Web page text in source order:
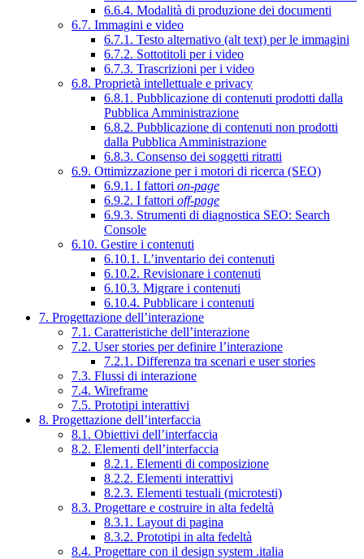
6.6.4. Modalità di produzione dei documenti
6.7. Immagini e video
6.7.1. Testo alternativo (alt text) per le immagini
6.7.2. Sottotitoli per i video
6.7.3. Trascrizioni per i video
6.8. Proprietà intellettuale e privacy
6.8.1. Pubblicazione di contenuti prodotti dalla
Pubblica Amministrazione
6.8.2. Pubblicazione di contenuti non prodotti
dalla Pubblica Amministrazione
6.8.3. Consenso dei soggetti ritratti
6.9. Ottimizzazione per i motori di ricerca (SEO)
6.9.1. I fattori on-page
6.9.2. I fattori off-page
6.9.3. Strumenti di diagnostica SEO: Search
Console
6.10. Gestire i contenuti
6.10.1. L’inventario dei contenuti
6.10.2. Revisionare i contenuti
6.10.3. Migrare i contenuti
6.10.4. Pubblicare i contenuti
7. Progettazione dell’interazione
7.1. Caratteristiche dell’interazione
7.2. User stories per definire l’interazione
7.2.1. Differenza tra scenari e user stories
7.3. Flussi di interazione
7.4. Wireframe
7.5. Prototipi interattivi
8. Progettazione dell’interfaccia
8.1. Obiettivi dell’interfaccia
8.2. Elementi dell’interfaccia
8.2.1. Elementi di composizione
8.2.2. Elementi interattivi
8.2.3. Elementi testuali (microtesti)
8.3. Progettare e costruire in alta fedeltà
8.3.1. Layout di pagina
8.3.2. Prototipi in alta fedeltà
8.4. Progettare con il design system .italia